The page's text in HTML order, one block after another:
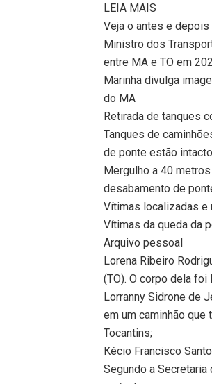
LEIA MAIS
Veja o antes e depois
Ministro dos
entre MA e TO em
Marinha divulga
do MA
Retirada de tanques
Tanques de
de ponte estão
Mergulho a 40
desabamento de
Vítimas localizadas e
Vítimas da queda da
Arquivo pessoal
Lorena Ribeiro
(TO). O corpo dela
Lorranny Sidrone de
em um caminhão que
Tocantins;
Kécio Francisco
Segundo a